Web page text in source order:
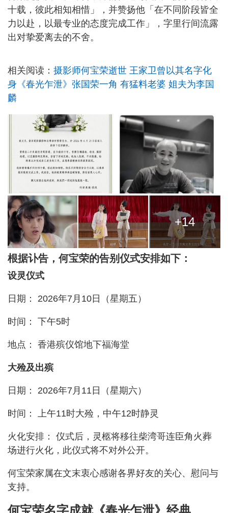
十载，彼此相知相惜」，并赞扬他「在不同阶段皆全
力以赴，以最专业的态度完成工作」，字里行间流露
出对挚爱离去的不舍。
相关阅读： 摄影师何宝荣逝世 王家卫曾以其名字化
身《春光乍泄》张国荣一角 有猛料老婆 姐夫为李国
麟
+14
根据讣告，何宝荣的告别仪式安排如下：
设灵仪式
日期： 2026年7月10日（星期五）
时间： 下午5时
地点： 香港殡仪馆地下福海堂
大殓及出殡
日期： 2026年7月11日（星期六）
时间： 上午11时大殓，中午12时静灵
火化安排： 仪式后，灵柩将移往柴湾哥连臣角火葬
场进行火化，此仪式将不对外公开。
何宝荣家属在文末衷心感谢各界好友的关心、慰问与
支持。